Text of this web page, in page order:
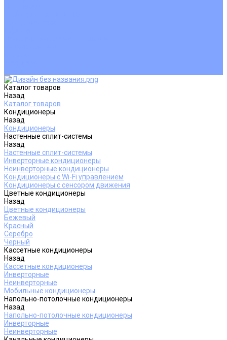
Каталог товаров
Назад
Каталог товаров
Кондиционеры
Назад
Кондиционеры
Настенные сплит-системы
Назад
Настенные сплит-системы
Инверторные кондиционеры
Неинверторные кондиционеры
Кондиционеры с Wi-Fi управлением
Кондиционеры с сенсором движения
Цветные кондиционеры
Назад
Цветные кондиционеры
Бежевый
Красный
Серебро
Черный
Кассетные кондиционеры
Назад
Кассетные кондиционеры
Инверторные
Неинверторные
Мобильные кондиционеры
Напольно-потолочные кондиционеры
Назад
Напольно-потолочные кондиционеры
Инверторные
Неинверторные